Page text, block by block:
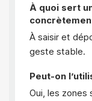
À quoi sert
À saisir et
geste stable.
Peut-on
Oui, les zones